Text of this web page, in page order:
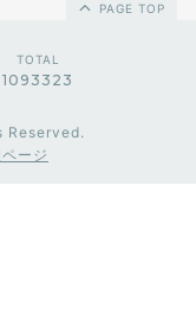
PAGE TOP
TOTAL
1093323
Reserved.
ージ